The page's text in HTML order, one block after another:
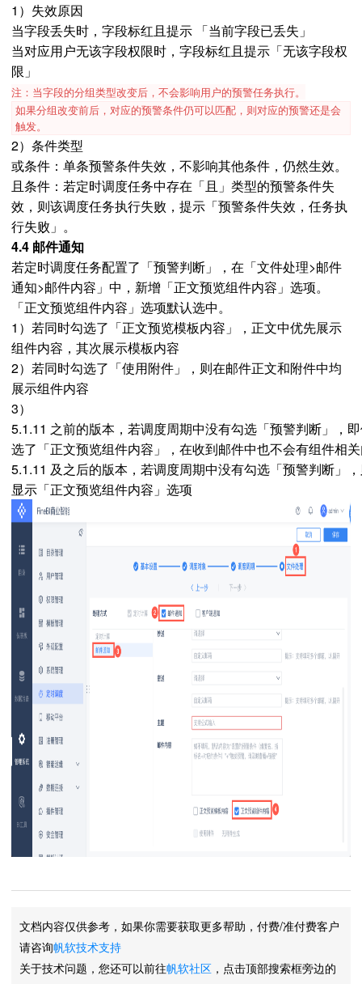
1）失效原因
当字段丢失时，字段标红且提示 「当前字段已丢失」
当对应用户无该字段权限时，字段标红且提示「无该字段权
限」
注：当字段的分组类型改变后，不会影响用户的预警任务执行。
如果分组改变前后，对应的预警条件仍可以匹配，则对应的预警还是会
触发。
2）条件类型
或条件：单条预警条件失效，不影响其他条件，仍然生效。
且条件：若定时调度任务中存在「且」类型的预警条件失
效，则该调度任务执行失败，提示「预警条件失效，任务执
行失败」。
4.4 邮件通知
若定时调度任务配置了「预警判断」，在「文件处理>邮件
通知>邮件内容」中，新增「正文预览组件内容」选项。
「正文预览组件内容」选项默认选中。
1）若同时勾选了「正文预览模板内容」，正文中优先展示
组件内容，其次展示模板内容
2）若同时勾选了「使用附件」，则在邮件正文和附件中均
展示组件内容
3）
5.1.11 之前的版本，若调度周期中没有勾选「预警判断」，
选了「正文预览组件内容」，在收到邮件中也不会有组件相
5.1.11 及之后的版本，若调度周期中没有勾选「预警判断」
显示「正文预览组件内容」选项
文档内容仅供参考，如果你需要获取更多帮助，付费/准付费客户
请咨询帆软技术支持
关于技术问题，您还可以前往帆软社区 ，点击顶部搜索框旁边的